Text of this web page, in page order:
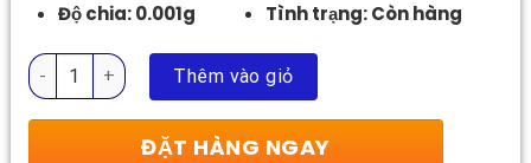
Độ chia: 0.001g
Tình trạng: Còn hàng
Cân Phân Tích PR523E số lượng
Thêm vào giỏ
ĐẶT HÀNG NGAY